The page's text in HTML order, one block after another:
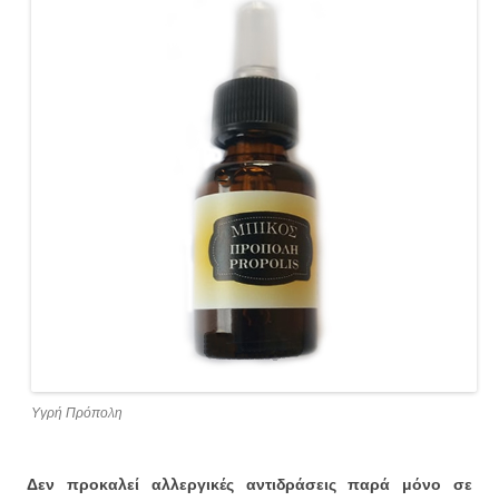
Υγρή Πρόπολη
Δεν προκαλεί αλλεργικές αντιδράσεις παρά μόνο σε